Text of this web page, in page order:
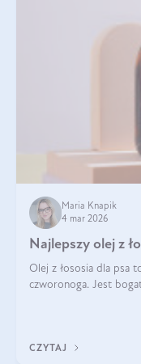
Maria Knapik
4 mar 2026
Najlepszy olej z
Olej z łososia dla psa
czworonoga. Jest
CZYTAJ